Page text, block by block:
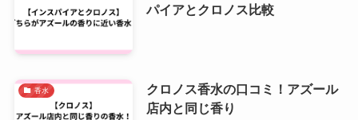
パイアとクロノス比較
香水
クロノス香水の口コミ！アズール
店内と同じ香り